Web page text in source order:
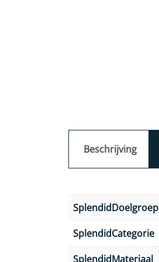
Beschrijving
SplendidDoelgroep
SplendidCategorie
SplendidMateriaal